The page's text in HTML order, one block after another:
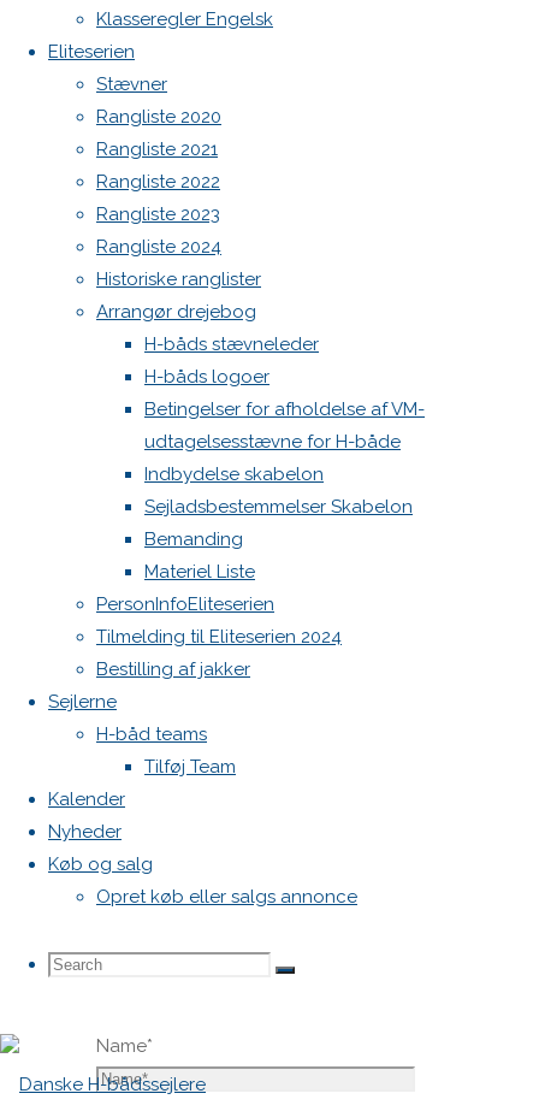
Klasseregler Engelsk
Eliteserien
Stævner
Rangliste 2020
Rangliste 2021
Rangliste 2022
Rangliste 2023
Rangliste 2024
Historiske ranglister
Arrangør drejebog
H-båds stævneleder
H-båds logoer
Betingelser for afholdelse af VM-
udtagelsesstævne for H-både
Indbydelse skabelon
Sejladsbestemmelser Skabelon
Bemanding
Materiel Liste
PersonInfoEliteserien
Tilmelding til Eliteserien 2024
Bestilling af jakker
Sejlerne
H-båd teams
Tilføj Team
Kalender
Nyheder
Køb og salg
Opret køb eller salgs annonce
Search
Search
Search
DEN 385
Previous
image
Skriv
et
svar
Din e-
mailadresse
vil ikke
blive
publiceret.
Krævede
felter er
markeret
*
Comment
Name*
WordPress.org